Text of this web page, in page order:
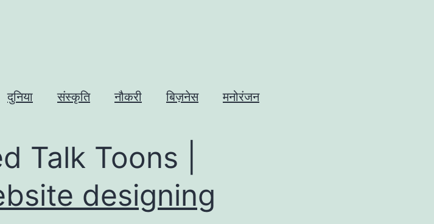
दुनिया संस्कृति नौकरी बिज़नेस
मनोरंजन
Talk Toons |
designing